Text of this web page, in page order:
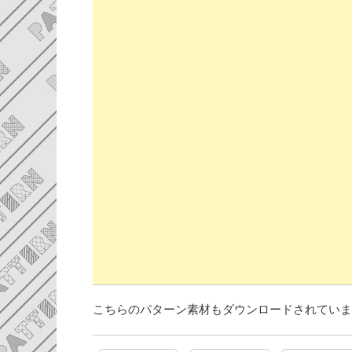
こちらのパターン素材もダウンロードされてい